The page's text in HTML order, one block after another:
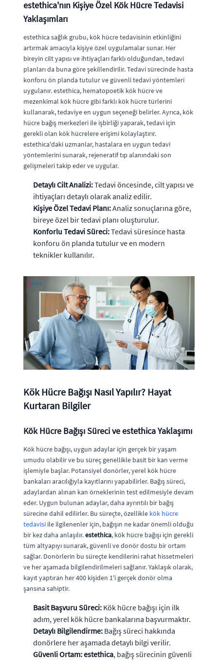
estethica'nın Kişiye Özel Kök Hücre Tedavisi
Yaklaşımları
estethica sağlık grubu, kök hücre tedavisinin etkinliğini
artırmak amacıyla kişiye özel uygulamalar sunar. Her
bireyin cilt yapısı ve ihtiyaçları farklı olduğundan, tedavi
planları da buna göre şekillendirilir. Tedavi sürecinde hasta
konforu ön planda tutulur ve güvenli tedavi yöntemleri
uygulanır. estethica, hematopoetik kök hücre ve
mezenkimal kök hücre gibi farklı kök hücre türlerini
kullanarak, tedaviye en uygun seçeneği belirler. Ayrıca, kök
hücre bağış merkezleri ile işbirliği yaparak, tedavi için
gerekli olan kök hücrelere erişimi kolaylaştırır.
estethica'daki uzmanlar, hastalara en uygun tedavi
yöntemlerini sunarak, rejeneratif tıp alanındaki son
gelişmeleri takip eder ve uygular.
Detaylı Cilt Analizi:Tedavi öncesinde, cilt yapısı ve
ihtiyaçları detaylı olarak analiz edilir.
Kişiye Özel Tedavi Planı:Analiz sonuçlarına göre,
bireye özel bir tedavi planı oluşturulur.
Konforlu Tedavi Süreci:Tedavi süresince hasta
konforu ön planda tutulur ve en modern
teknikler kullanılır.
Kök Hücre Bağışı Nasıl Yapılır? Hayat
Kurtaran Bilgiler
Kök Hücre Bağışı Süreci ve estethica Yaklaşımı
Kök hücre bağışı, uygun adaylar için gerçek bir yaşam
umudu olabilir ve bu süreç genellikle basit bir kan verme
işlemiyle başlar. Potansiyel donörler, yerel kök hücre
bankaları aracılığıyla kayıtlarını yapabilirler. Bağış süreci,
adaylardan alınan kan örneklerinin test edilmesiyle devam
eder. Uygun bulunan adaylar, daha ayrıntılı bir bağış
sürecine dahil edilirler. Bu süreçte, özellikle kök hücre
tedavisi ile ilgilenenler için, bağışın ne kadar önemli olduğu
bir kez daha anlaşılır.estethica, kök hücre bağışı için gerekli
tüm altyapıyı sunarak, güvenli ve donör dostu bir ortam
sağlar. Donörlerin bu süreçte kendilerini rahat hissetmeleri
ve her aşamada bilgilendirilmeleri sağlanır. Yaklaşık olarak,
kayıt yaptıran her 400 kişiden 1'i gerçek donör olma
şansına sahiptir.
Basit Başvuru Süreci: Kök hücre bağışı için ilk
adım, yerel kök hücre bankalarına başvurmaktır.
Detaylı Bilgilendirme: Bağış süreci hakkında
donörlere her aşamada detaylı bilgi verilir.
Güvenli Ortam:estethica, bağış sürecinin güvenli